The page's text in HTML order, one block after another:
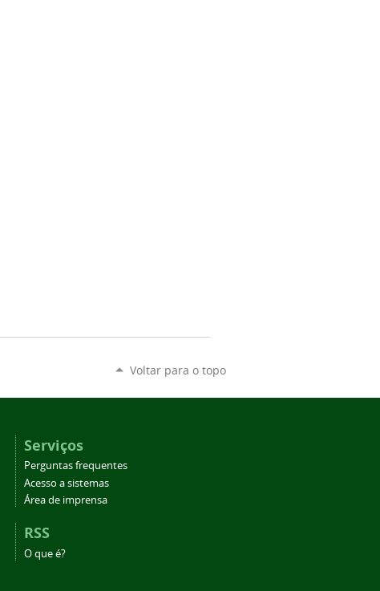
Voltar para o topo
Serviços
Perguntas frequentes
Acesso a sistemas
Área de imprensa
RSS
O que é?